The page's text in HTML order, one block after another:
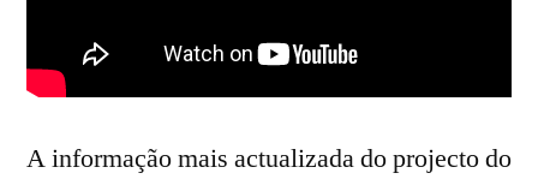
A informação mais actualizada do projecto do